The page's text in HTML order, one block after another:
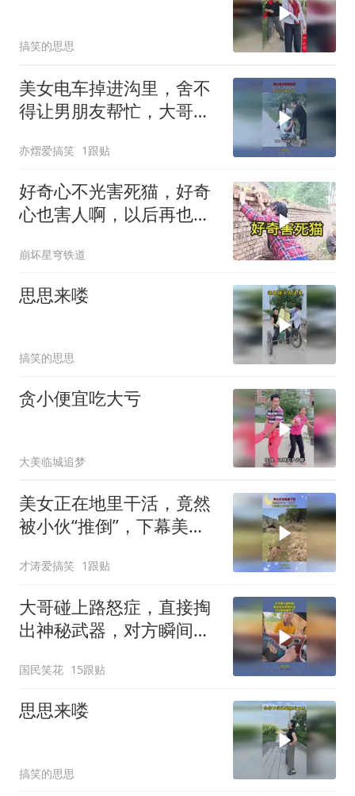
搞笑的思思
美女电车掉进沟里，舍不
得让男朋友帮忙，大哥得
亦熠爱搞笑 1跟贴
好奇心不光害死猫，好奇
心也害人啊，以后再也不
崩坏星穹铁道
思思来喽
搞笑的思思
贪小便宜吃大亏
大美临城追梦
美女正在地里干活，竟然
被小伙“推倒”，下幕美女3
才涛爱搞笑 1跟贴
大哥碰上路怒症，直接掏
出神秘武器，对方瞬间腿
国民笑花 15跟贴
思思来喽
搞笑的思思